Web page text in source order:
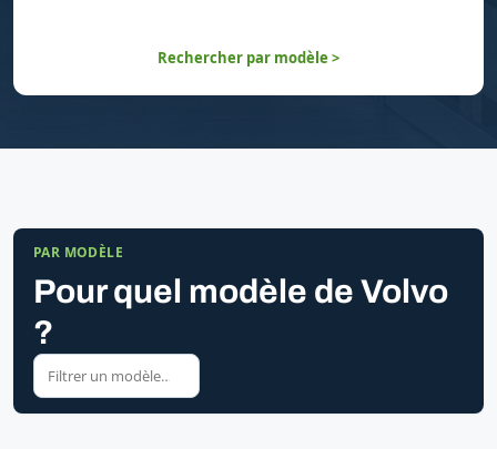
Rechercher par modèle >
PAR MODÈLE
Pour quel modèle de Volvo
?